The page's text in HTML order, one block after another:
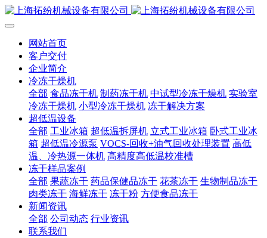
网站首页
客户交付
企业简介
冷冻干燥机
全部 食品冻干机 制药冻干机 中试型冷冻干燥机 实验室
冷冻干燥机 小型冷冻干燥机 冻干解决方案
超低温设备
全部 工业冰箱 超低温拆屏机 立式工业冰箱 卧式工业冰
箱 超低温冷源泵 VOCS-回收+油气回收处理装置 高低
温、冷热源一体机 高精度高低温校准槽
冻干样品案例
全部 果蔬冻干 药品保健品冻干 花茶冻干 生物制品冻干
肉类冻干 海鲜冻干 冻干粉 方便食品冻干
新闻资讯
全部 公司动态 行业资讯
联系我们